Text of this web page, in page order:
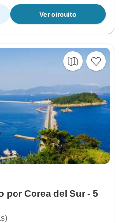
Ver circuito
por Corea del Sur - 5